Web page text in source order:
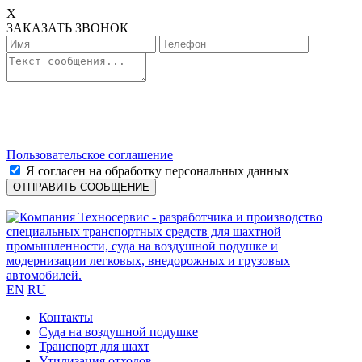
X
ЗАКАЗАТЬ ЗВОНОК
Пользовательское соглашение
Я согласен на обработку персональных данных
EN RU
Контакты
Cуда на воздушной подушке
Транспорт для шахт